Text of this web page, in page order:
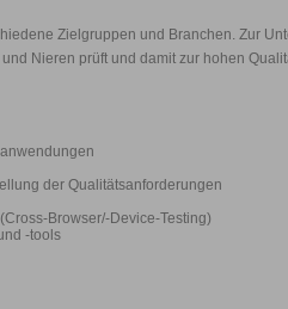
Zielgruppen und Branchen. Zur
Nieren prüft und damit zur hohen
der Qualitätsanforderungen
Browser/-Device-Testing)
-tools